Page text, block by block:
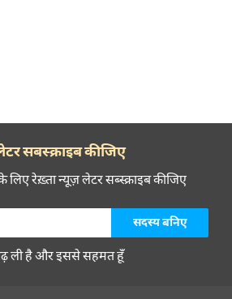
सबस्क्राइब कीजिए
लिए रेख़्ता न्यूज़ लेटर सब्स्क्राइब कीजिए
ली है और इससे सहमत हूँ